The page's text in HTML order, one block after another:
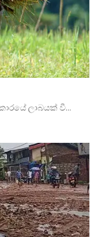
ලාබයක් වී...